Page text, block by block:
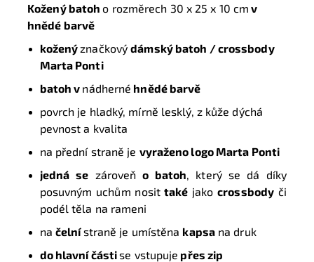
Kožený batoho rozměrech 30 x 25 x 10 cm v
hnědé barvě
koženýznačkovýdámský batoh / crossbody
Marta Ponti
batoh v nádherné hnědé barvě
povrch je hladký, mírně lesklý, z kůže dýchá
pevnost a kvalita
na přední straně je vyraženo logo Marta Ponti
jedná se zároveňo batoh , který se dá díky
posuvným uchům nosittaké jakocrossbody či
podél těla na rameni
na čelnístraně je umístěna kapsana druk
do hlavní částise vstupuje přes zip